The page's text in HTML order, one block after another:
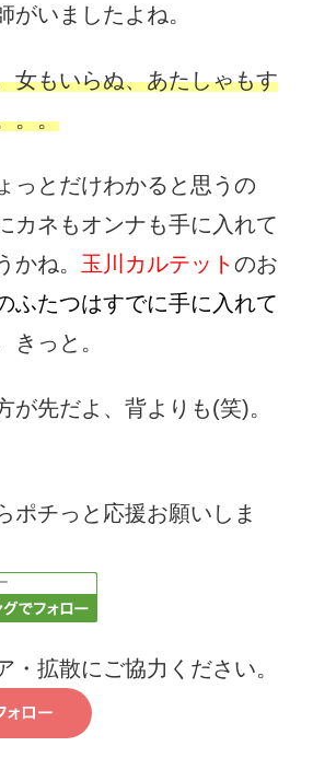
がいましたよね。
女もいらぬ、あたしゃもす
。。
っとだけわかると思うの
カネもオンナも手に入れて
かね。 玉川カルテット のお
ふたつはすでに手に入れて
きっと。
が先だよ、背よりも(笑)。
ポチっと応援お願いしま
・拡散にご協力ください。